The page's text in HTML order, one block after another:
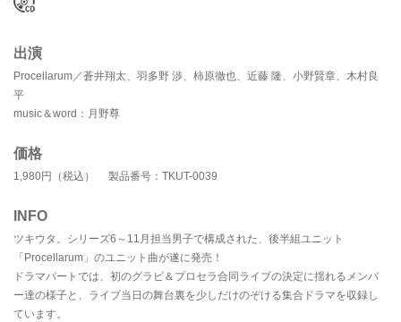
出演
Procellarum／蒼井翔太、羽多野 渉、柿原徹也、近藤 隆、小野賢章、木村良
平
music＆word：月野尊
価格
1,980円（税込） 製品番号：TKUT-0039
INFO
ツキウタ。シリーズ6～11月担当男子で構成された、後半組ユニット
「Procellarum」のユニット曲が遂に発売！
ドラマパートでは、初のグラビ＆プロセラ合同ライブの決定に揺れるメンバ
ー達の様子と、ライブ当日の舞台裏を少しだけのぞける集合ドラマを収録し
ています。